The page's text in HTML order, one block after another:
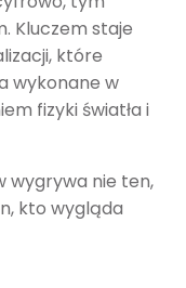
Kluczem staje
które
wykonane w
fizyki światła i
wygrywa nie ten,
kto wygląda